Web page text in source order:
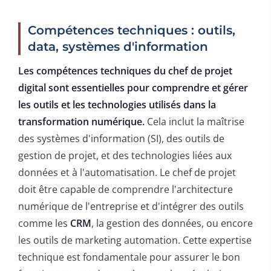
Compétences techniques : outils,
data, systèmes d'information
Les compétences techniques du chef de projet
digital sont essentielles pour comprendre et gérer
les outils et les technologies utilisés dans la
transformation numérique. Cela inclut la maîtrise
des systèmes d'information (SI), des outils de
gestion de projet, et des technologies liées aux
données et à l'automatisation. Le chef de projet
doit être capable de comprendre l'architecture
numérique de l'entreprise et d'intégrer des outils
comme les CRM, la gestion des données, ou encore
les outils de marketing automation. Cette expertise
technique est fondamentale pour assurer le bon